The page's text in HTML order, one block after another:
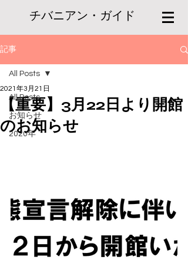
チバニアン・ガイド
記事
All Posts
お知らせ
2020年
All Posts
【重要】3月22日より開館
のお知らせ
2021年3月21日